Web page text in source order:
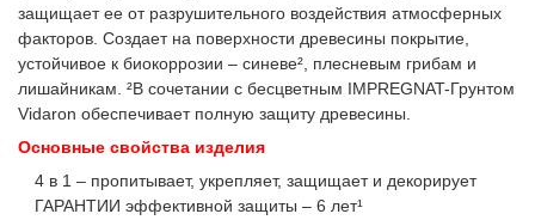
защищает ее от разрушительного воздействия атмосферных
факторов. Создает на поверхности древесины покрытие,
устойчивое к биокоррозии – синеве², плесневым грибам и
лишайникам. ²В сочетании с бесцветным IMPREGNAT-Грунтом
Vidaron обеспечивает полную защиту древесины.
Основные свойства изделия
4 в 1 – пропитывает, укрепляет, защищает и декорирует
ГАРАНТИИ эффективной защиты – 6 лет¹